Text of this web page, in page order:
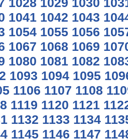
1041 1042 1043
1054 1055 1056
1067 1068 1069
1080 1081 1082
1093 1094 1095
1106 1107 1108
1119 1120 1121
1132 1133 1134
1145 1146 1147